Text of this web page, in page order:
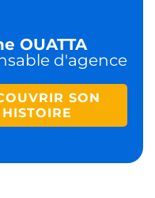
OUATTA
d'agence
SON
HISTOIRE